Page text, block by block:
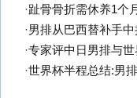
·趾骨骨折需休养1个
·男排从巴西替补手
·专家评中日男排与
·世界杯半程总结:男